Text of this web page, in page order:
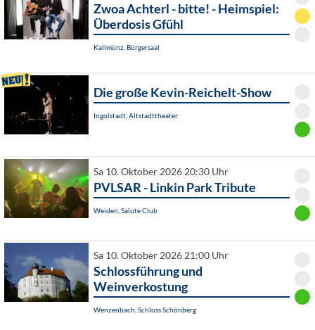
Zwoa Achterl - bitte! - Heimspiel:
Überdosis Gfühl
Kallmünz, Bürgersaal
Die große Kevin-Reichelt-Show
Ingolstadt, Altstadttheater
Sa 10. Oktober 2026 20:30 Uhr
PVLSAR - Linkin Park Tribute
Weiden, Salute Club
Sa 10. Oktober 2026 21:00 Uhr
Schlossführung und
Weinverkostung
Wenzenbach, Schloss Schönberg